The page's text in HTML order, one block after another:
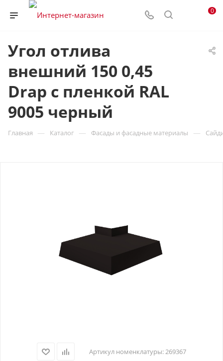
0
Угол отлива
внешний 150 0,45
Drap с пленкой RAL
9005 черный
Главная — Каталог — Фасады и фасадные материалы —
Артикул номенклатуры:269367